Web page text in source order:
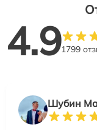
4.91799
Шубин